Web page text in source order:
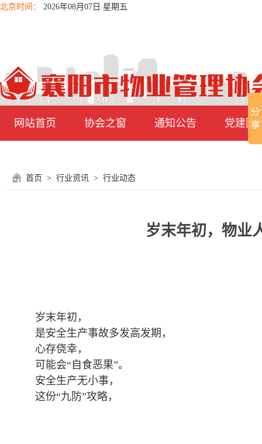
北京时间： 2026年08月07日 星期五
网站首页 协会之窗 通知公告 党建园
首页 > 行业资讯 > 行业动态
岁末年初，物业
岁末年初，
是安全生产事故多发高发期，
心存侥幸，
可能会“自食恶果”。
安全生产无小事，
这份“九防”攻略，